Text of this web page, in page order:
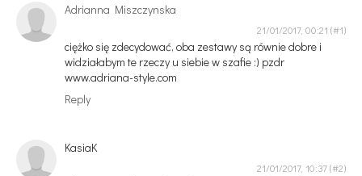
Adrianna Miszczynska
21/01/2017, 00:21
ciężko się zdecydować, oba zestawy są równie dobre i
widziałabym te rzeczy u siebie w szafie :) pzdr
www.adriana-style.com
Reply
KasiaK
21/01/2017, 10:37